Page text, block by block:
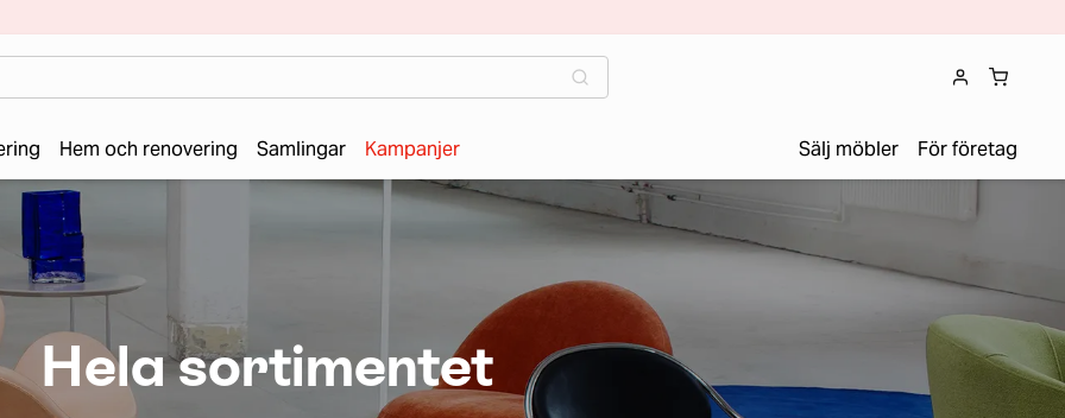
Hem och renovering Samlingar Kampanjer Sälj möbler För företag
Hela sortimentet